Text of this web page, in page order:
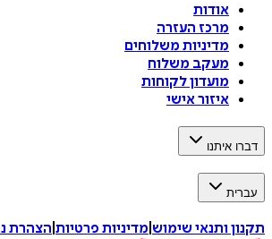
אודות
מרכז העזרה
מדיניות משלוחים
מעקב משלוח
מועדון לקוחות
איזור אישי
איתנו
ותנאי שימוש|מדיניות פרטיות|הצהרת נגישות